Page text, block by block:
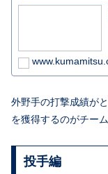
外野手の打撃成績が
を獲得するのがチー
投手編